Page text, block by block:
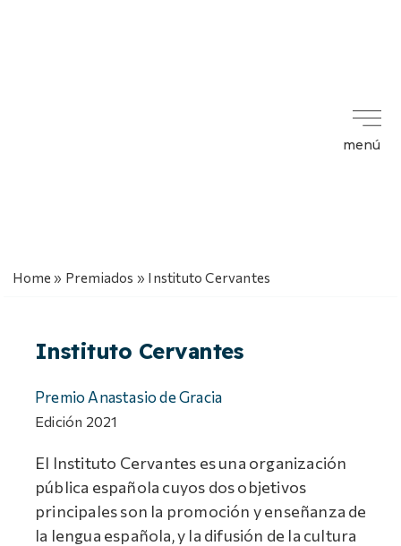
menú
Home » Premiados » Instituto Cervantes
Instituto Cervantes
Premio Anastasio de Gracia
Edición 2021
El Instituto Cervantes es una organización
pública española cuyos dos objetivos
principales son la promoción y enseñanza de
la lengua española, y la difusión de la cultura